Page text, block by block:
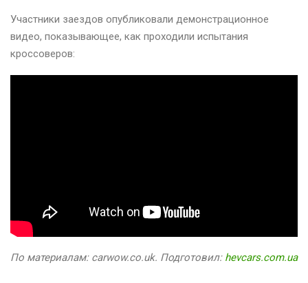
Участники заездов опубликовали демонстрационное
видео, показывающее, как проходили испытания
кроссоверов:
По материалам: carwow.co.uk. Подготовил: hevcars.com.ua